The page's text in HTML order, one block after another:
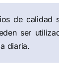
de calidad
ser
diaria.